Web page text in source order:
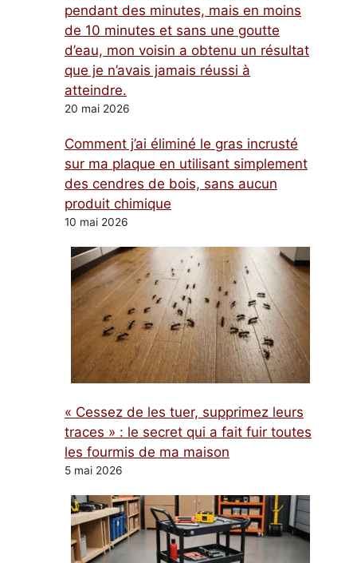
pendant des minutes, mais en moins
de 10 minutes et sans une goutte
d’eau, mon voisin a obtenu un résultat
que je n’avais jamais réussi à
atteindre.
20 mai 2026
Comment j’ai éliminé le gras incrusté
sur ma plaque en utilisant simplement
des cendres de bois, sans aucun
produit chimique
10 mai 2026
« Cessez de les tuer, supprimez leurs
traces » : le secret qui a fait fuir toutes
les fourmis de ma maison
5 mai 2026